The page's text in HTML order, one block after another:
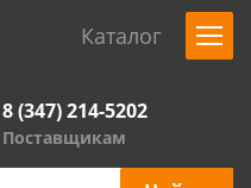
Каталог
8 (347) 214-5202
Поставщикам